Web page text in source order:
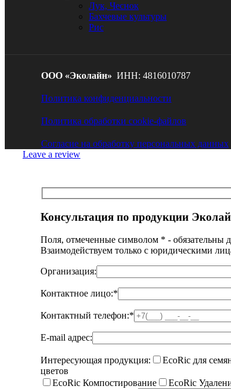
Лук, Чеснок
Бахчевые культуры
Рис
ООО «Эколайн» ИНН: 4816010787
Политика конфиденциальности
Политика обработки cookie-файлов
Cогласие на обработку персональных данных
Leave a review
Консультация по продукции
Поля, отмеченные символом * - обязательны
Взаимодействуем только с юридическими
Организация:
Контактное лицо:*
Контактный телефон:*
E-mail адрес:
Интересующая продукция: EcoRic для
цветов
EcoRic Компостирование
EcoRic